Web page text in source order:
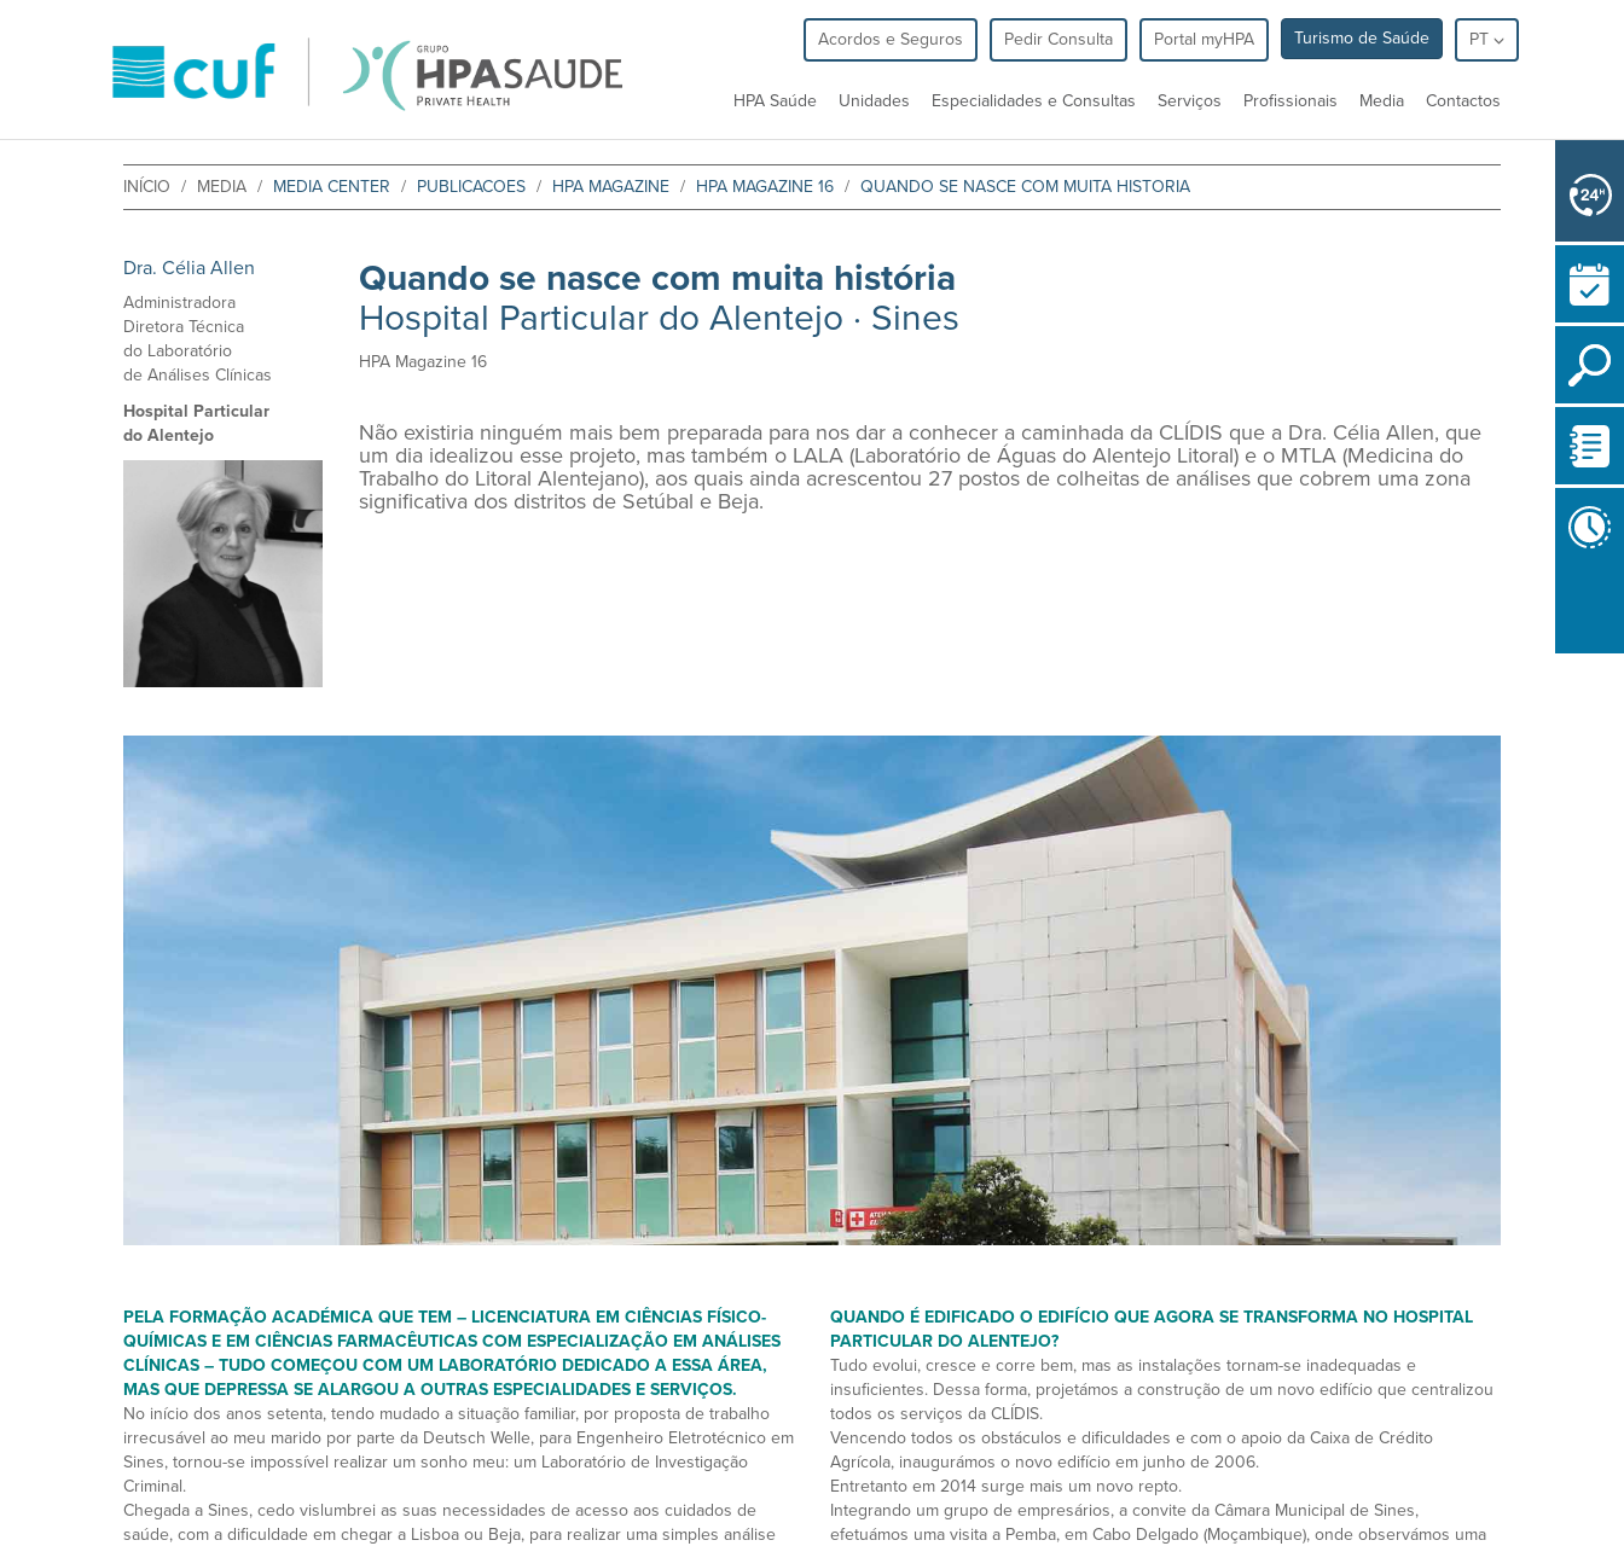
Acordos e Seguros Pedir Consulta Portal myHPA Turismo de Saúde PT
HPA Saúde Unidades Especialidades e Consultas Serviços Profissionais Media Contactos
INÍCIO MEDIA MEDIA CENTER PUBLICACOES HPA MAGAZINE HPA MAGAZINE 16 QUANDO SE NASCE COM MUITA HISTORIA
Dra. Célia Allen
Administradora
Diretora Técnica
do Laboratório
de Análises Clínicas
Hospital Particular
do Alentejo
Quando se nasce com muita história
Hospital Particular do Alentejo · Sines
HPA Magazine 16
Não existiria ninguém mais bem preparada para nos dar a conhecer a caminhada da CLÍDIS que a Dra. Célia Allen, que
um dia idealizou esse projeto, mas também o LALA (Laboratório de Águas do Alentejo Litoral) e o MTLA (Medicina do
Trabalho do Litoral Alentejano), aos quais ainda acrescentou 27 postos de colheitas de análises que cobrem uma zona
significativa dos distritos de Setúbal e Beja.
PELA FORMAÇÃO ACADÉMICA QUE TEM – LICENCIATURA EM CIÊNCIAS FÍSICO-
QUÍMICAS E EM CIÊNCIAS FARMACÊUTICAS COM ESPECIALIZAÇÃO EM ANÁLISES
CLÍNICAS – TUDO COMEÇOU COM UM LABORATÓRIO DEDICADO A ESSA ÁREA,
MAS QUE DEPRESSA SE ALARGOU A OUTRAS ESPECIALIDADES E SERVIÇOS.
No início dos anos setenta, tendo mudado a situação familiar, por proposta de trabalho
irrecusável ao meu marido por parte da Deutsch Welle, para Engenheiro Eletrotécnico em
Sines, tornou-se impossível realizar um sonho meu: um Laboratório de Investigação
Criminal.
Chegada a Sines, cedo vislumbrei as suas necessidades de acesso aos cuidados de
saúde, com a dificuldade em chegar a Lisboa ou Beja, para realizar uma simples análise
QUANDO É EDIFICADO O EDIFÍCIO QUE AGORA SE TRANSFORMA NO HOSPITAL
PARTICULAR DO ALENTEJO?
Tudo evolui, cresce e corre bem, mas as instalações tornam-se inadequadas e
insuficientes. Dessa forma, projetámos a construção de um novo edifício que centralizou
todos os serviços da CLÍDIS.
Vencendo todos os obstáculos e dificuldades e com o apoio da Caixa de Crédito
Agrícola, inaugurámos o novo edifício em junho de 2006.
Entretanto em 2014 surge mais um novo repto.
Integrando um grupo de empresários, a convite da Câmara Municipal de Sines,
efetuámos uma visita a Pemba, em Cabo Delgado (Moçambique), onde observámos uma